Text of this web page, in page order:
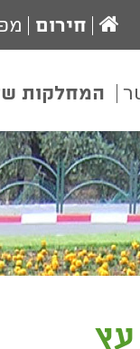
עמוד
הבית
חירום
המחלקות